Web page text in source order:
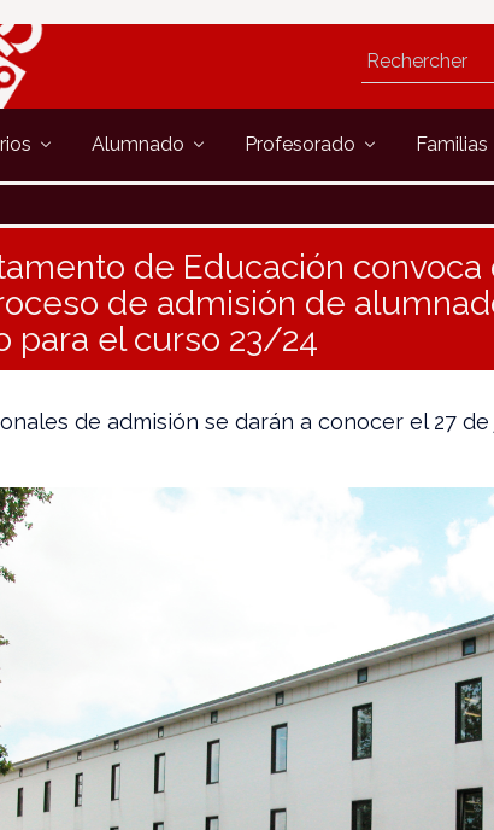
Alumnado Profesorado Familias
de Educación convoca
de admisión de
para el curso 23/24
de admisión se darán a conocer el 27 de